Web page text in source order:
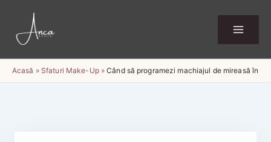
content
Acasă » Sfaturi Make-Up»Când să programezi machiajul de mireasă în